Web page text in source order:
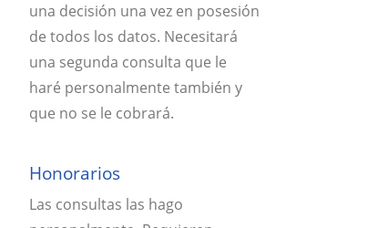
una decisión una vez en posesión
de todos los datos. Necesitará
una segunda consulta que le
haré personalmente también y
que no se le cobrará.
Honorarios
Las consultas las hago